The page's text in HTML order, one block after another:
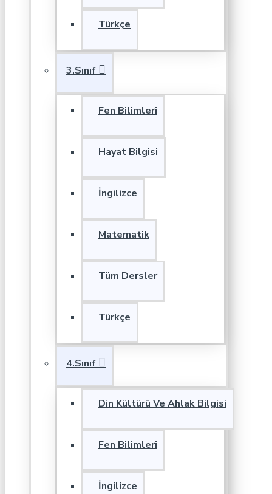
Türkçe
3.Sınıf
Fen Bilimleri
Hayat Bilgisi
İngilizce
Matematik
Tüm Dersler
Türkçe
4.Sınıf
Din Kültürü Ve Ahlak Bilgisi
Fen Bilimleri
İngilizce